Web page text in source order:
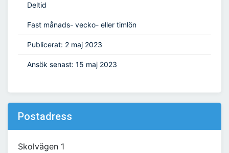
Deltid
Fast månads- vecko- eller timlön
Publicerat: 2 maj 2023
Ansök senast: 15 maj 2023
Postadress
Skolvägen 1